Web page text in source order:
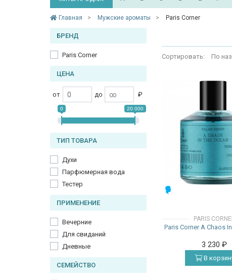
Главная Мужские ароматы Paris Corner
БРЕНД
Paris Corner
ЦЕНА
от до ₽
0 20 000
ТИП ТОВАРА
Духи
Парфюмерная вода
Тестер
ПРИМЕНЕНИЕ
Вечерние
Для свиданий
Дневные
СЕМЕЙСТВО
Сортировать: По
PARIS
Paris Corner A Chaos
3 230₽
В